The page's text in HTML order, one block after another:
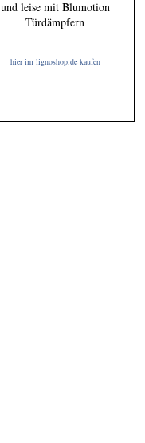
und leise mit Blumotion
Türdämpfern
hier im lignoshop.de kaufen